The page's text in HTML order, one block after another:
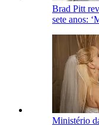
Brad Pitt
sete anos:
Ministério